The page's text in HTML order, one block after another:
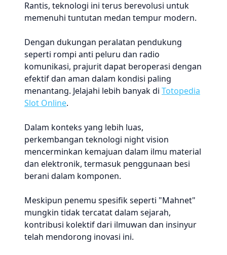
Rantis, teknologi ini terus berevolusi untuk
memenuhi tuntutan medan tempur modern.
Dengan dukungan peralatan pendukung
seperti rompi anti peluru dan radio
komunikasi, prajurit dapat beroperasi dengan
efektif dan aman dalam kondisi paling
menantang. Jelajahi lebih banyak di Totopedia
Slot Online.
Dalam konteks yang lebih luas,
perkembangan teknologi night vision
mencerminkan kemajuan dalam ilmu material
dan elektronik, termasuk penggunaan besi
berani dalam komponen.
Meskipun penemu spesifik seperti "Mahnet"
mungkin tidak tercatat dalam sejarah,
kontribusi kolektif dari ilmuwan dan insinyur
telah mendorong inovasi ini.